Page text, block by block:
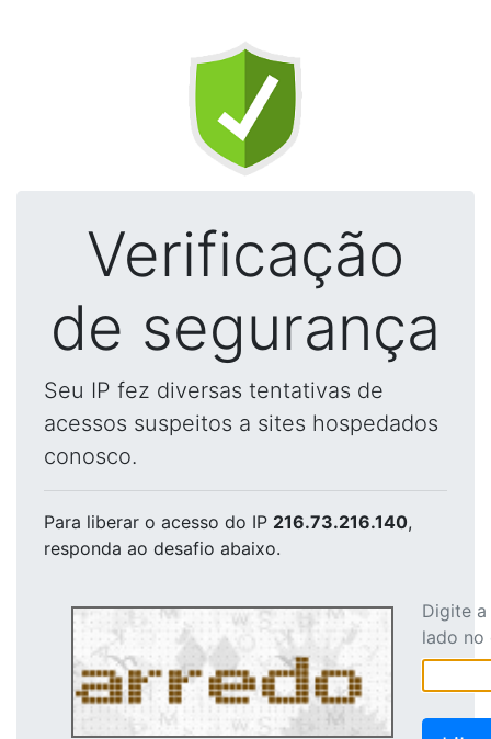
Verificação
de segurança
Seu IP fez diversas tentativas de
acessos suspeitos a sites hospedados
conosco.
Para liberar o acesso do IP 216.73.216.140,
responda ao desafio abaixo.
Digite
lado no